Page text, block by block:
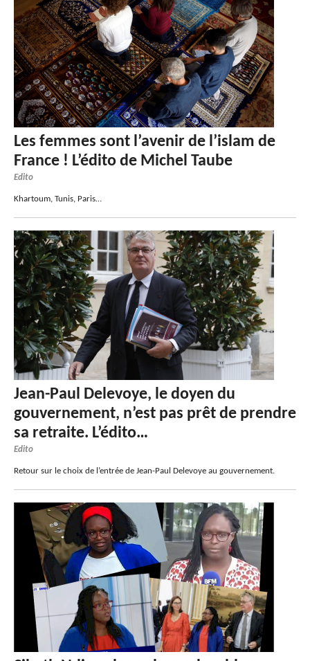
Les femmes sont l’avenir de l’islam de
France ! L’édito de Michel Taube
Edito
Khartoum, Tunis, Paris…
Jean-Paul Delevoye, le doyen du
gouvernement, n’est pas prêt de prendre
sa retraite. L’édito…
Edito
Retour sur le choix de l’entrée de Jean-Paul Delevoye au gouvernement.